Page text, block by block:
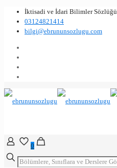
İktisadi ve İdari Bilimler Sözlüğü
03124821414
bilgi@ebrununsozlugu.com
0